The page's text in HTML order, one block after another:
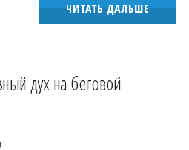
ЧИТАТЬ ДАЛЬШЕ
дух на беговой